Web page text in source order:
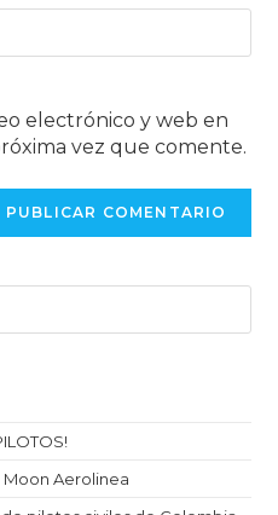
electrónico y web en
vez que comente.
Aerolinea